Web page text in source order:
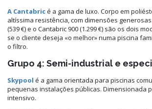
A Cantabricé a gama de luxo. Corpo em
altíssima resistência, com dimensões
(539 €) e o Cantabric 900 (1.299 €) são os dois
se o cliente deseja «o melhor» numa piscina
o filtro.
Grupo 4: Semi-industrial e
Skypool é a gama orientada para piscinas
pequenas instalações públicas. Dimensionada
intensivo.